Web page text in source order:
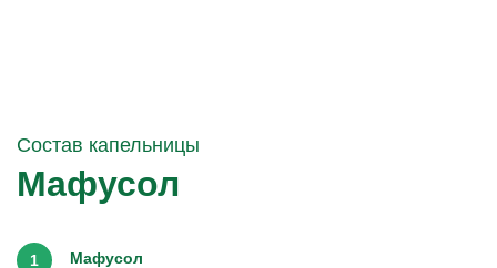
Состав капельницы
Мафусол
Мафусол